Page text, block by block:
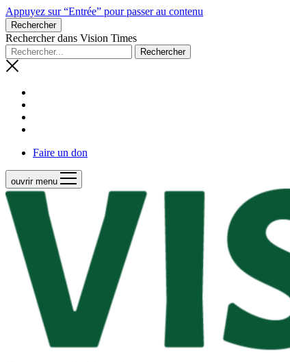
Appuyez sur “Entrée” pour passer au contenu
Rechercher
Rechercher dans Vision Times
Faire un don
ouvrir menu